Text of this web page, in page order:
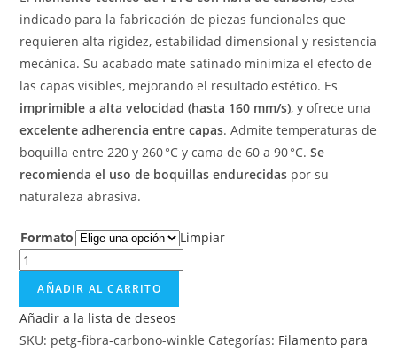
indicado para la fabricación de piezas funcionales que
requieren alta rigidez, estabilidad dimensional y resistencia
mecánica. Su acabado mate satinado minimiza el efecto de
las capas visibles, mejorando el resultado estético. Es
imprimible a alta velocidad (hasta 160 mm/s), y ofrece una
excelente adherencia entre capas. Admite temperaturas de
boquilla entre 220 y 260 °C y cama de 60 a 90 °C.Se
recomienda el uso de boquillas endurecidas por su
naturaleza abrasiva.
Formato Limpiar
AÑADIR AL CARRITO
Añadir a la lista de deseos
SKU: petg-fibra-carbono-winkle Categorías: Filamento para